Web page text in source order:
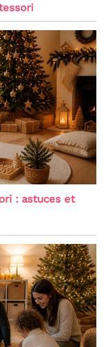
: astuces et